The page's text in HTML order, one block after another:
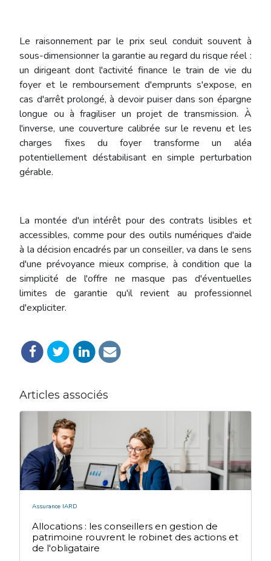
Le raisonnement par le prix seul conduit souvent à
sous-dimensionner la garantie au regard du risque réel :
un dirigeant dont l'activité finance le train de vie du
foyer et le remboursement d'emprunts s'expose, en
cas d'arrêt prolongé, à devoir puiser dans son épargne
longue ou à fragiliser un projet de transmission. À
l'inverse, une couverture calibrée sur le revenu et les
charges fixes du foyer transforme un aléa
potentiellement déstabilisant en simple perturbation
gérable.
La montée d'un intérêt pour des contrats lisibles et
accessibles, comme pour des outils numériques d'aide
à la décision encadrés par un conseiller, va dans le sens
d'une prévoyance mieux comprise, à condition que la
simplicité de l'offre ne masque pas d'éventuelles
limites de garantie qu'il revient au professionnel
d'expliciter.
Articles associés
Assurance IARD
Allocations : les conseillers en gestion de
patrimoine rouvrent le robinet des actions et
de l'obligataire